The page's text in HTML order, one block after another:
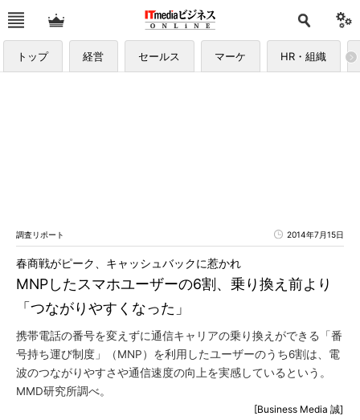
トップ 経営 セールス マーケ HR・組織
調査リポート 2014年7月15日
MNPしたスマホユーザーの6割、乗り換え前より
「つながりやすくなった」
春商戦がピーク、キャッシュバックに惹かれ
携帯電話の番号を変えずに通信キャリアの乗り換えができる「番
号持ち運び制度」（MNP）を利用したユーザーのうち6割は、電
波のつながりやすさや通信速度の向上を実感しているという。
MMD研究所調べ。
[Business Media 誠]